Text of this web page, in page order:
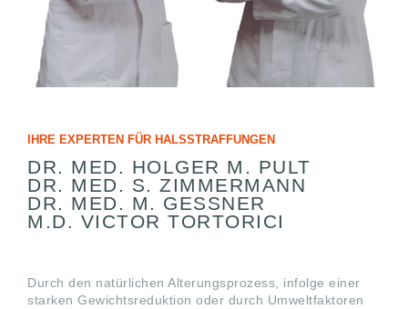
IHRE EXPERTEN FÜR HALSSTRAFFUNGEN
DR. MED. HOLGER M. PULT
DR. MED. S. ZIMMERMANN
DR. MED. M. GESSNER
M.D. VICTOR TORTORICI
Durch den natürlichen Alterungsprozess, infolge einer
starken Gewichtsreduktion oder durch Umweltfaktoren